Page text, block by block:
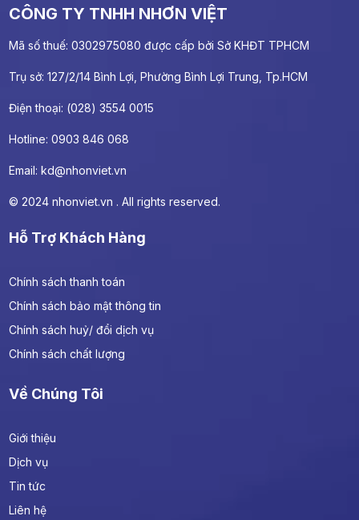
CÔNG TY TNHH NHƠN VIỆT
Mã số thuế: 0302975080 được cấp bởi Sở KHĐT TPHCM
Trụ sở: 127/2/14 Bình Lợi, Phường Bình Lợi Trung, Tp.HCM
Điện thoại: (028) 3554 0015
Hotline: 0903 846 068
Email: kd@nhonviet.vn
© 2024 nhonviet.vn . All rights reserved.
Hỗ Trợ Khách Hàng
Chính sách thanh toán
Chính sách bảo mật thông tin
Chính sách huỷ/ đổi dịch vụ
Chính sách chất lượng
Về Chúng Tôi
Giới thiệu
Dịch vụ
Tin tức
Liên hệ